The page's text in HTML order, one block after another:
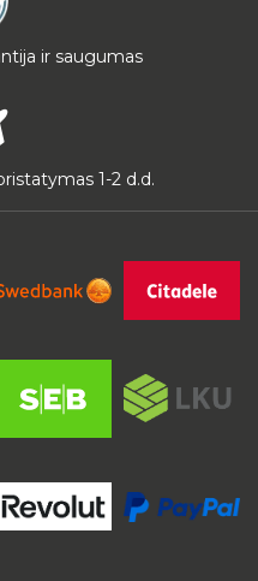
ir saugumas
1-2 d.d.